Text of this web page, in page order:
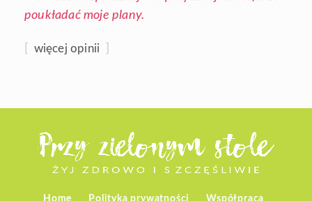
poukładać moje plany.
więcej opinii
Home Polityka prywatności Współpraca